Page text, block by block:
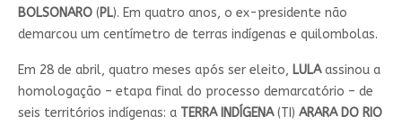
BOLSONARO (PL). Em quatro anos, o ex-presidente não
demarcou um centímetro de terras indígenas e quilombolas.
Em 28 de abril, quatro meses após ser eleito, LULAassinou a
homologação – etapa final do processo demarcatório – de
seis territórios indígenas: a TERRA INDÍGENA(TI) ARARA DO RIO